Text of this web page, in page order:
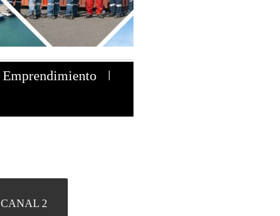
Emprendimiento
CANAL 2